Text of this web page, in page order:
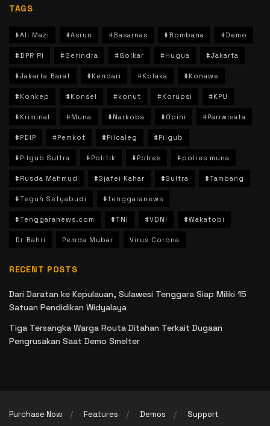
TAGS
#Ali Mazi #Asrun #Basarnas #Bombana #Demo
#DPR RI #Gerindra #Golkar #Hugua #Jakarta
#Jakarta Barat #Kendari #Kolaka #Konawe
#Konkep #Konsel #konut #Korupsi #KPU
#Kriminal #Muna #Narkoba #Opini #Pariwisata
#PDIP #Pemkot #Pilcaleg #Pilgub
#Pilgub Sultra #Politik #Polres #polres muna
#Rusda Mahmud #Sjafei Kahar #Sultra #Tambang
#Teguh Setyabudi #tenggaranews
#Tenggaranews.com #TNI #VDNI #Wakatobi
Dr Bahri Pemda Mubar Virus Corona
RECENT POSTS
Dari Daratan ke Kepulauan, Sulawesi Tenggara Siap Miliki 15
Satuan Pendidikan Widyalaya
Tiga Tersangka Warga Routa Ditahan Terkait Dugaan
Pengrusakan Saat Demo Smelter
Purchase Now Features Demos Support